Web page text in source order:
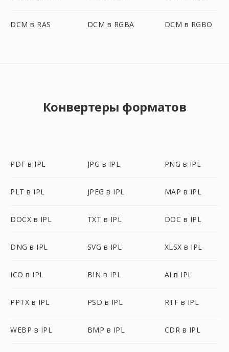
DCM в RAS DCM в RGBA DCM в RGBO
Конвертеры форматов
PDF в IPL JPG в IPL PNG в IPL
PLT в IPL JPEG в IPL MAP в IPL
DOCX в IPL TXT в IPL DOC в IPL
DNG в IPL SVG в IPL XLSX в IPL
ICO в IPL BIN в IPL AI в IPL
PPTX в IPL PSD в IPL RTF в IPL
WEBP в IPL BMP в IPL CDR в IPL